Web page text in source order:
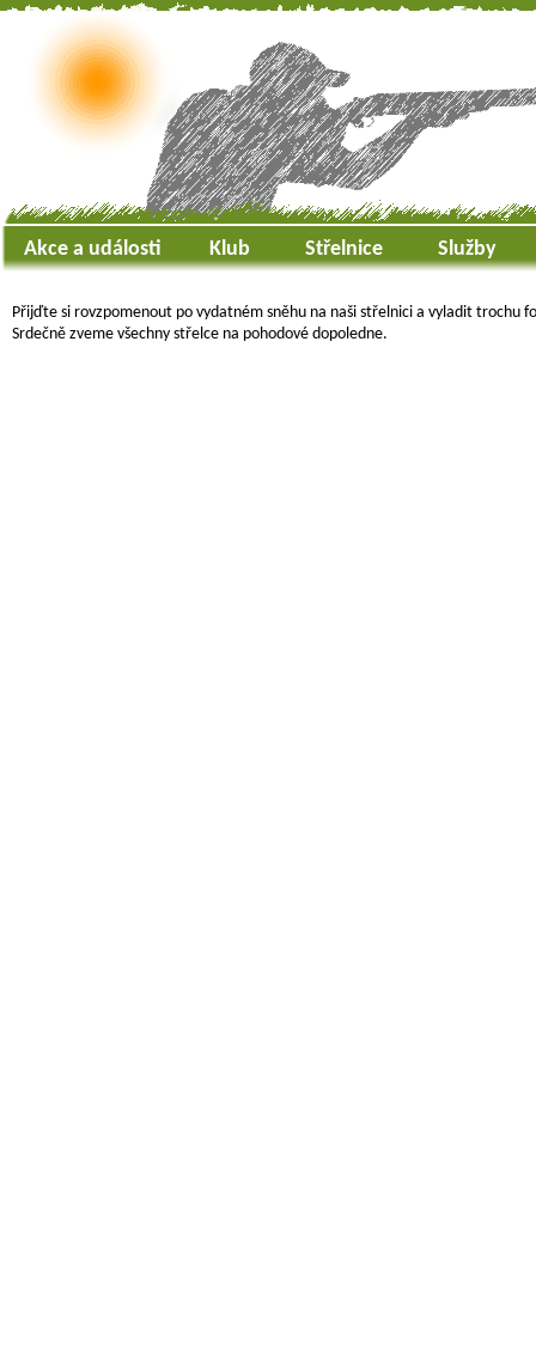
Akce a události Klub Střelnice Služby
Přijďte si rovzpomenout po vydatném sněhu na naši střelnici a vyladit trochu
Srdečně zveme všechny střelce na pohodové dopoledne.